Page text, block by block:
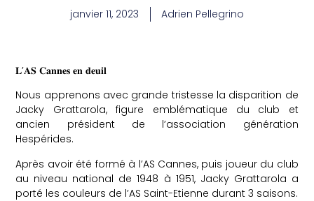
janvier 11, 2023 Adrien Pellegrino
𝐋’𝐀𝐒 𝐂𝐚𝐧𝐧𝐞𝐬 𝐞𝐧 𝐝𝐞𝐮𝐢𝐥
Nous apprenons avec grande tristesse la disparition de
Jacky Grattarola, figure emblématique du club et
ancien président de l’association génération
Hespérides.
Après avoir été formé à l’AS Cannes, puis joueur du club
au niveau national de 1948 à 1951, Jacky Grattarola a
porté les couleurs de l’AS Saint-Etienne durant 3 saisons.